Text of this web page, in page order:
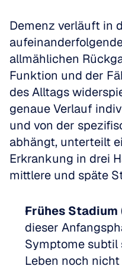
Demenz verläuft in
allmählichen
Funktion und der
des Alltags
genaue Verlauf
und von der
abhängt, unterteilt
Erkrankung in drei
mittlere und späte
Frühes Stadium
dieser
Symptome
Leben noch